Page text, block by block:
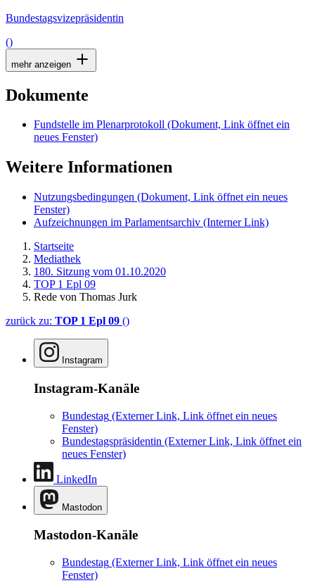
Bundestagsvizepräsidentin
()
mehr anzeigen
Dokumente
Fundstelle im Plenarprotokoll (Dokument, Link öffnet ein
neues Fenster)
Weitere Informationen
Nutzungsbedingungen (Dokument, Link öffnet ein neues
Fenster)
Aufzeichnungen im Parlamentsarchiv (Interner Link)
Startseite
Mediathek
180. Sitzung vom 01.10.2020
TOP 1 Epl 09
Rede von Thomas Jurk
zurück zu: TOP 1 Epl 09 ()
Instagram
Instagram-Kanäle
Bundestag (Externer Link, Link öffnet ein neues
Fenster)
Bundestagspräsidentin (Externer Link, Link öffnet ein
neues Fenster)
LinkedIn
Mastodon
Mastodon-Kanäle
Bundestag (Externer Link, Link öffnet ein neues
Fenster)